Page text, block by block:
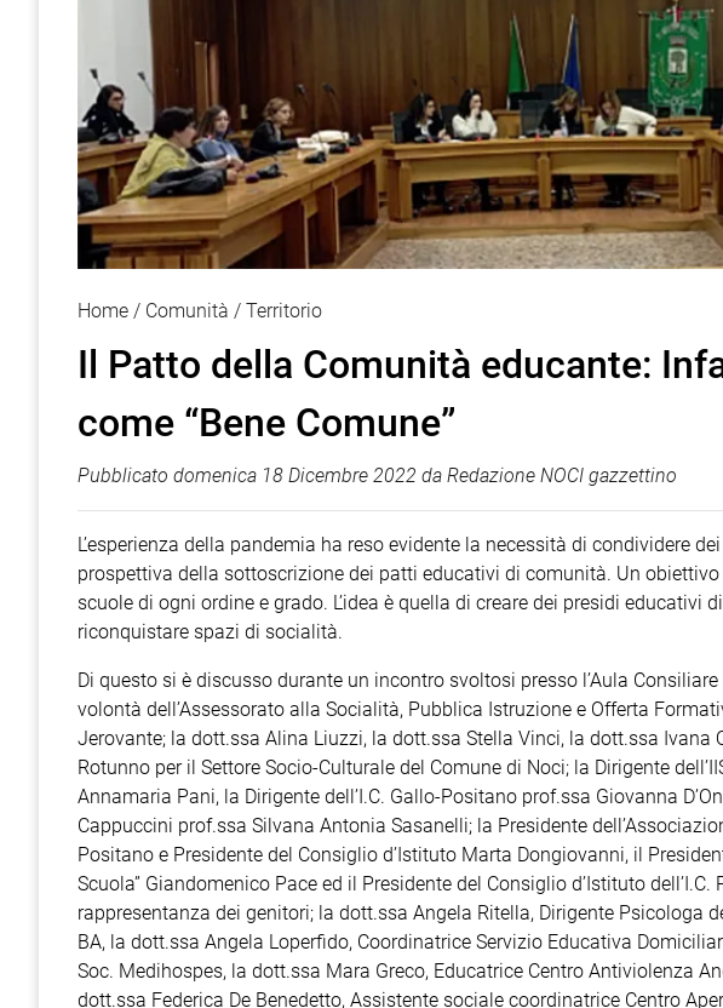
Home Comunità Territorio
Il Patto della Comunità educante:
come “Bene Comune”
Pubblicato domenica 18 Dicembre 2022 da Redazione NOCI gazzettino
L’esperienza della pandemia ha reso evidente la necessità di condividere
prospettiva della sottoscrizione dei patti educativi di comunità. Un
scuole di ogni ordine e grado. L’idea è quella di creare dei presidi educativi
riconquistare spazi di socialità.
Di questo si è discusso durante un incontro svoltosi presso l’Aula
volontà dell’Assessorato alla Socialità, Pubblica Istruzione e Offerta
Jerovante; la dott.ssa Alina Liuzzi, la dott.ssa Stella Vinci, la dott.ssa Ivana
Rotunno per il Settore Socio-Culturale del Comune di Noci; la Dirigente
Annamaria Pani, la Dirigente dell’I.C. Gallo-Positano prof.ssa Giovanna
Cappuccini prof.ssa Silvana Antonia Sasanelli; la Presidente
Positano e Presidente del Consiglio d’Istituto Marta Dongiovanni, il
Scuola” Giandomenico Pace ed il Presidente del Consiglio d’Istituto
rappresentanza dei genitori; la dott.ssa Angela Ritella, Dirigente Psicologa
BA, la dott.ssa Angela Loperfido, Coordinatrice Servizio Educativa
Soc. Medihospes, la dott.ssa Mara Greco, Educatrice Centro Antiviolenza
dott.ssa Federica De Benedetto, Assistente sociale coordinatrice Centro